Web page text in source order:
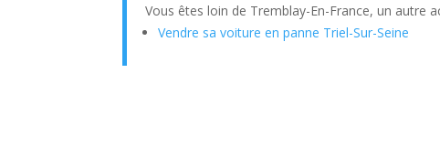
Vous êtes loin de Tremblay-En-France, un autre
Vendre sa voiture en panne Triel-Sur-Seine